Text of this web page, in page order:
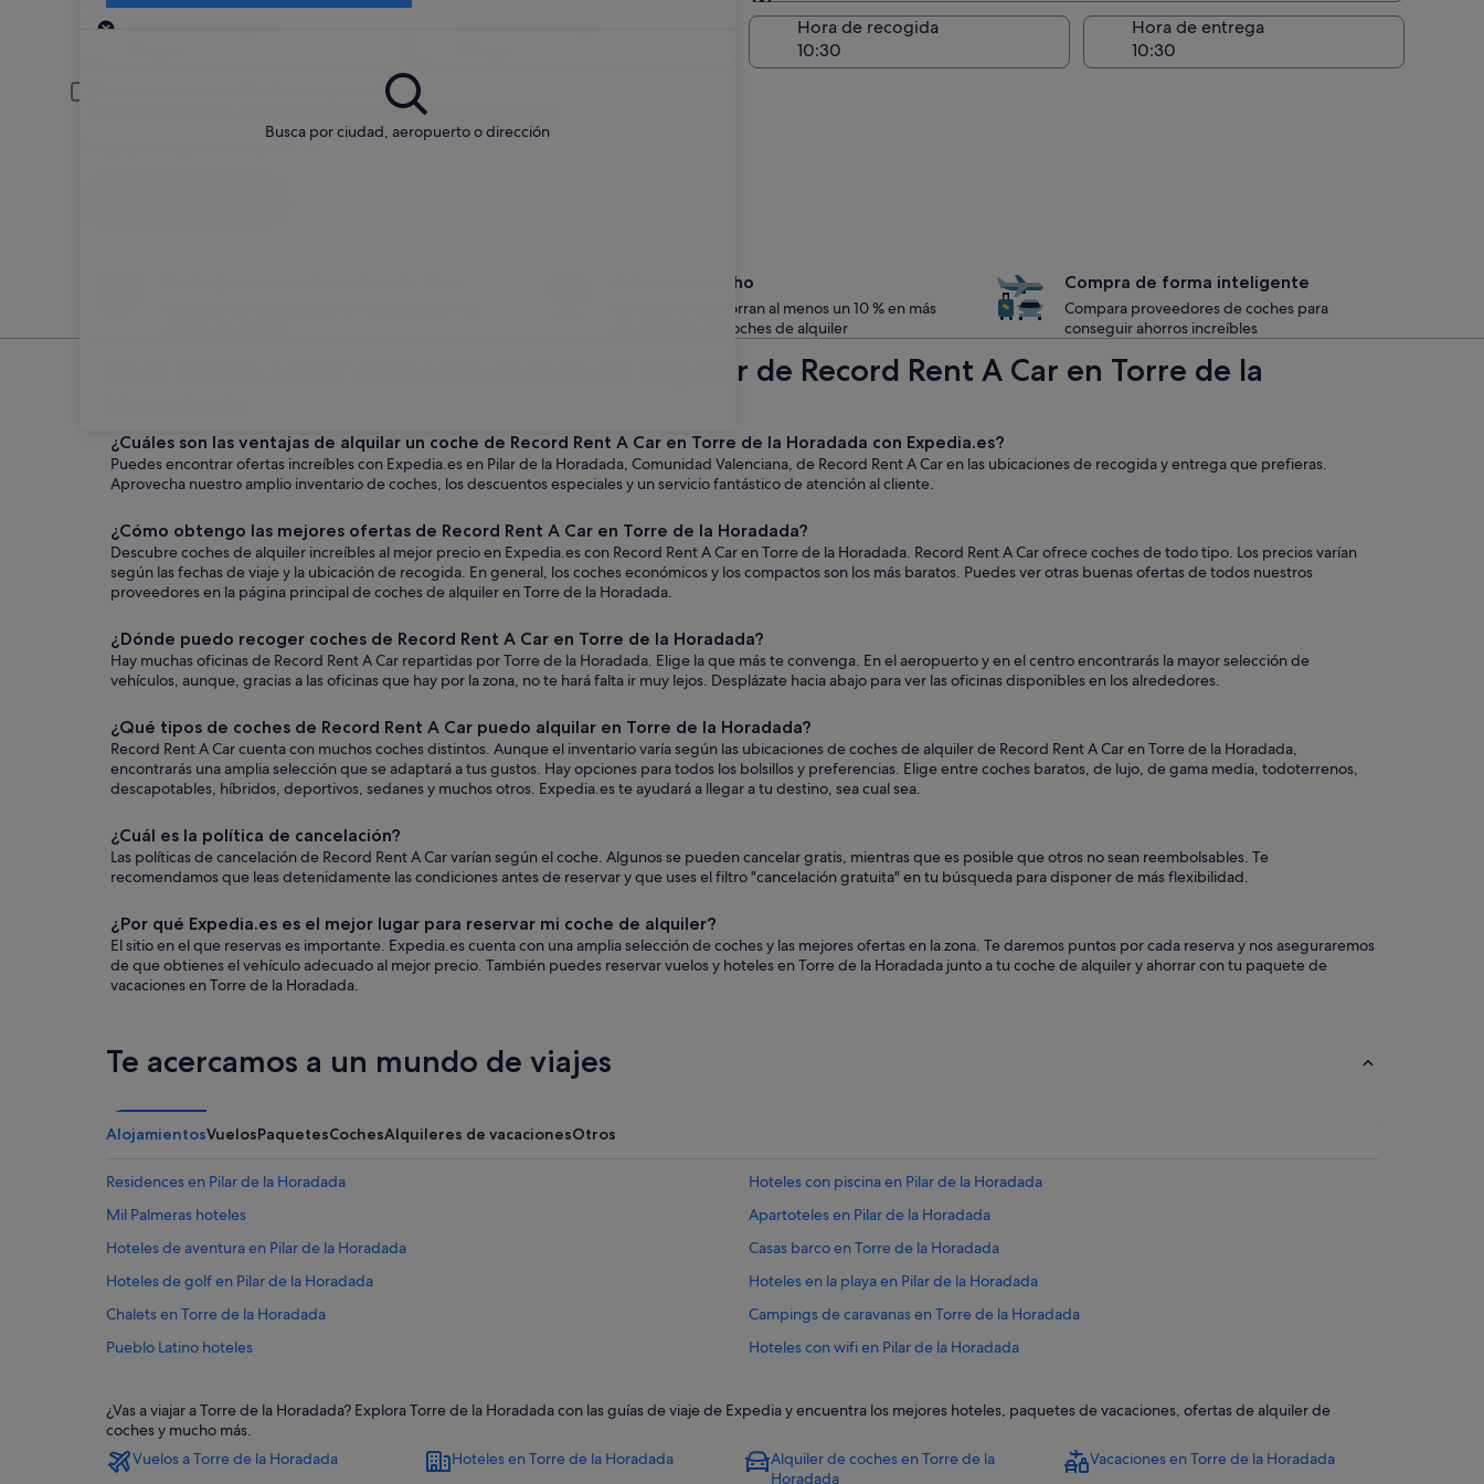
Busca por ciudad, aeropuerto o dirección
Recogida
Entrega en el lugar de recogida
Hora de recogida Hora de entrega
Conductor menor de 30 años o mayor de 70
Es posible que los conductores jóvenes o los mayores deban pagar un recargo.
Date un capricho
Los miembros ahorran al menos un 10 % en más
de un millón de coches de alquiler
Compra de forma inteligente
Compara proveedores de coches para
conseguir ahorros increíbles
Qué debes saber sobre los coches de alquiler de Record Rent A Car en Torre de la
¿Cuáles son las ventajas de alquilar un coche de Record Rent A Car en Torre de la Horadada con Expedia.es?
Puedes encontrar ofertas increíbles con Expedia.es en Pilar de la Horadada, Comunidad Valenciana, de Record Rent A Car en las ubicaciones de recogida y entrega que prefieras.
Aprovecha nuestro amplio inventario de coches, los descuentos especiales y un servicio fantástico de atención al cliente.
¿Cómo obtengo las mejores ofertas de Record Rent A Car en Torre de la Horadada?
Descubre coches de alquiler increíbles al mejor precio en Expedia.es con Record Rent A Car en Torre de la Horadada. Record Rent A Car ofrece coches de todo tipo. Los precios varían
según las fechas de viaje y la ubicación de recogida. En general, los coches económicos y los compactos son los más baratos. Puedes ver otras buenas ofertas de todos nuestros
proveedores en la página principal de coches de alquiler en Torre de la Horadada.
¿Dónde puedo recoger coches de Record Rent A Car en Torre de la Horadada?
Hay muchas oficinas de Record Rent A Car repartidas por Torre de la Horadada. Elige la que más te convenga. En el aeropuerto y en el centro encontrarás la mayor selección de
vehículos, aunque, gracias a las oficinas que hay por la zona, no te hará falta ir muy lejos. Desplázate hacia abajo para ver las oficinas disponibles en los alrededores.
¿Qué tipos de coches de Record Rent A Car puedo alquilar en Torre de la Horadada?
Record Rent A Car cuenta con muchos coches distintos. Aunque el inventario varía según las ubicaciones de coches de alquiler de Record Rent A Car en Torre de la Horadada,
encontrarás una amplia selección que se adaptará a tus gustos. Hay opciones para todos los bolsillos y preferencias. Elige entre coches baratos, de lujo, de gama media, todoterrenos,
descapotables, híbridos, deportivos, sedanes y muchos otros. Expedia.es te ayudará a llegar a tu destino, sea cual sea.
¿Cuál es la política de cancelación?
Las políticas de cancelación de Record Rent A Car varían según el coche. Algunos se pueden cancelar gratis, mientras que es posible que otros no sean reembolsables. Te
recomendamos que leas detenidamente las condiciones antes de reservar y que uses el filtro "cancelación gratuita" en tu búsqueda para disponer de más flexibilidad.
¿Por qué Expedia.es es el mejor lugar para reservar mi coche de alquiler?
El sitio en el que reservas es importante. Expedia.es cuenta con una amplia selección de coches y las mejores ofertas en la zona. Te daremos puntos por cada reserva y nos aseguraremos
de que obtienes el vehículo adecuado al mejor precio. También puedes reservar vuelos y hoteles en Torre de la Horadada junto a tu coche de alquiler y ahorrar con tu paquete de
vacaciones en Torre de la Horadada.
Te acercamos a un mundo de viajes
AlojamientosVuelosPaquetesCochesAlquileres de vacacionesOtros
Residences en Pilar de la Horadada
Hoteles con piscina en Pilar de la Horadada
Mil Palmeras hoteles
Apartoteles en Pilar de la Horadada
Hoteles de aventura en Pilar de la Horadada
Casas barco en Torre de la Horadada
Hoteles de golf en Pilar de la Horadada
Hoteles en la playa en Pilar de la Horadada
Chalets en Torre de la Horadada
Campings de caravanas en Torre de la Horadada
Pueblo Latino hoteles
Hoteles con wifi en Pilar de la Horadada
Hoteles en la playa en El Mojón
Hoteles con gimnasio en Pilar de la Horadada
Complejos turísticos en Mil Palmeras
Hoteles con piscina en Torre de la Horadada
Residences en Torre de la Horadada
Condominios en El Mojón
¿Vas a viajar a Torre de la Horadada? Explora Torre de la Horadada con las guías de viaje de Expedia y encuentra los mejores hoteles, paquetes de vacaciones, ofertas de alquiler de
coches y mucho más.
Vuelos a Torre de la Horadada
Hoteles en Torre de la Horadada
Alquiler de coches en Torre de la
Horadada
Vacaciones en Torre de la Horadada